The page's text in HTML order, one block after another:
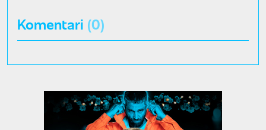
Komentari (0)